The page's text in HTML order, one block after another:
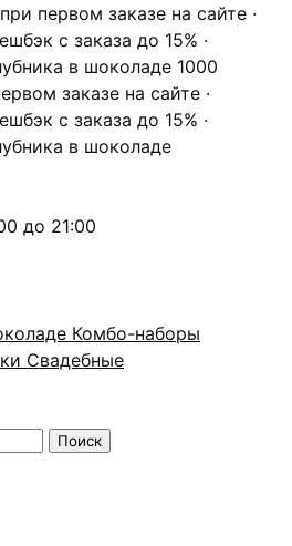
первом заказе на сайте ·
с заказа до 15% ·
в шоколаде 1000
заказе на сайте ·
с заказа до 15% ·
в шоколаде
до 21:00
Комбо-наборы
Свадебные
Поиск